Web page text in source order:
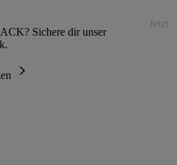
Sichere dir unser
Jetzt